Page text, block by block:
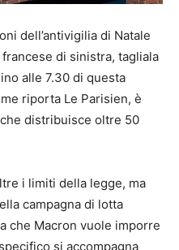
dell’antivigilia di Natale
di sinistra, tagliala
alle 7.30 di questa
riporta Le Parisien, è
distribuisce oltre 50
i limiti della legge, ma
campagna di lotta
che Macron vuole imporre
si accompagna